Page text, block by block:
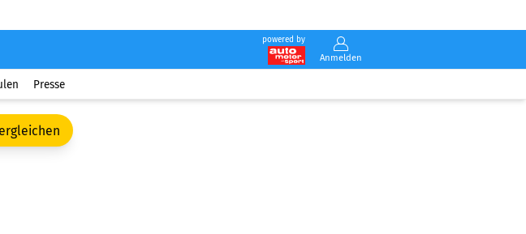
powered by
Anmelden
Presse